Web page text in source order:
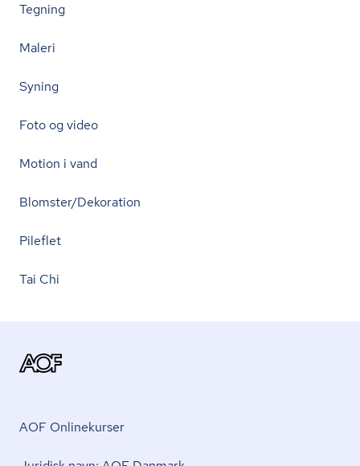
Tegning
Maleri
Syning
Foto og video
Motion i vand
Blomster/Dekoration
Pileflet
Tai Chi
AOF Onlinekurser